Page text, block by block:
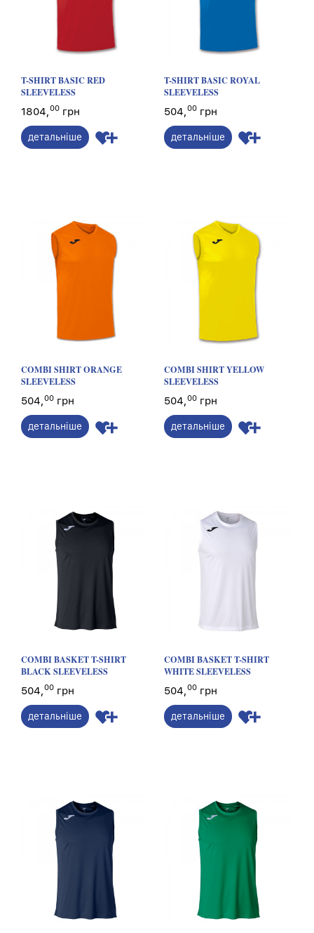
T-SHIRT BASIC RED
SLEEVELESS
1804,00 грн
детальніше
T-SHIRT BASIC ROYAL
SLEEVELESS
504,00 грн
детальніше
COMBI SHIRT ORANGE
SLEEVELESS
504,00 грн
детальніше
COMBI SHIRT YELLOW
SLEEVELESS
504,00 грн
детальніше
COMBI BASKET T-SHIRT
BLACK SLEEVELESS
504,00 грн
детальніше
COMBI BASKET T-SHIRT
WHITE SLEEVELESS
504,00 грн
детальніше